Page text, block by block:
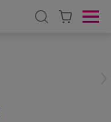
Open search